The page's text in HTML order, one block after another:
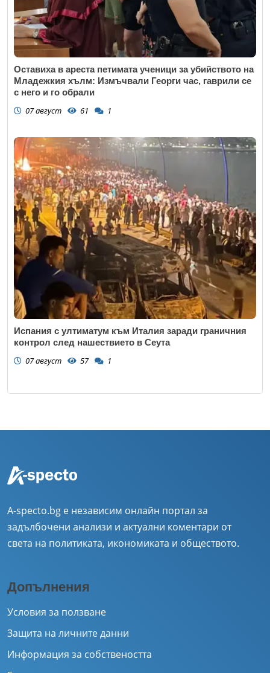
Оставиха в ареста петимата ученици за убийството на
Младежкия хълм: Измъчвали Георги час, гаврили се
с него и го обрали
07 август 61 1
Испания с ултиматум към Италия заради граничния
контрол след нашествието в Сеута
07 август 57 1
A-specto.bg е независим онлайн портал за
задълбочени анализи и актуални коментари от
света на политиката, икономиката и обществото.
Допълнения
Условия за ползване
Защита на личните данни
Информация за собствеността